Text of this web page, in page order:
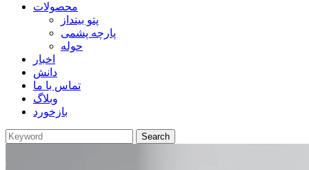
محصولات
پتو بینداز
پارچه پشمی
حوله
اخبار
دانش
تماس با ما
وبلاگ
بازخورد